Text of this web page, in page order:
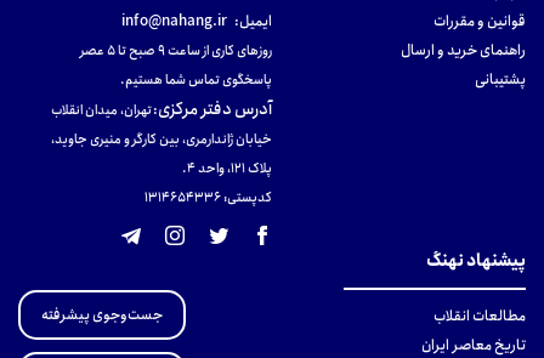
قوانین و مقررات
راهنمای خرید و ارسال
پشتیبانی
ایمیل: info@nahang.ir
روزهای کاری از ساعت ۹ صبح تا ۵ عصر
پاسخگوی تماس شما هستیم.
آدرس دفتر مرکزی:تهران، میدان انقلاب
خیابان ژاندارمری، بین کارگر و منیری جاوید،
پلاک 121، واحد ۴.
کدپستی: 131465433۶
پیشنهاد نهنگ
مطالعات انقلاب
تاریخ معاصر ایران
جست‌وجوی پیشرفته